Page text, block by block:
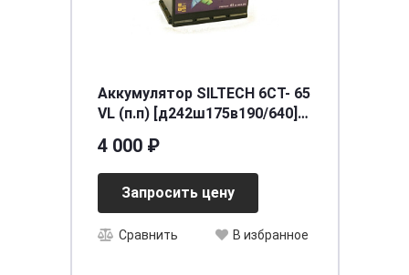
Аккумулятор SILTECH 6СТ- 65
VL (п.п) [д242ш175в190/640]
4 000 ₽
Запросить цену
Сравнить В избранное